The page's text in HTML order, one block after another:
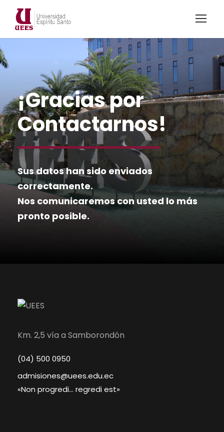
¡Gracias por
Contactarnos!
Sus datos han sido enviados
correctamente.
Nos comunicaremos con usted lo más
pronto posible.
Km. 2,5 vía a Samborondón
(04) 500 0950
admisiones@uees.edu.ec
«Non progredi… regredi est»